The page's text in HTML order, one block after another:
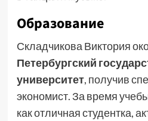
Образование
Складчикова Виктория
Петербургский
университет, получив
экономист. За время
как отличная студентка,